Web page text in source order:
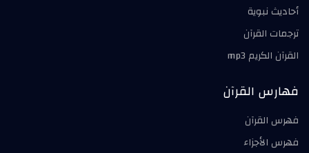
أحاديث نبوية
ترجمات القرآن
القرآن الكريم mp3
فهارس القرآن
فهرس القرآن
فهرس الأجزاء